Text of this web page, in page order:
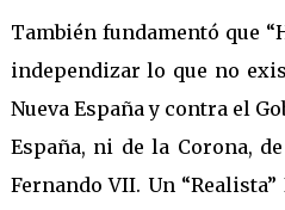
También fundamentó que
independizar lo que no
Nueva España y contra el
España, ni de la Corona,
Fernando VII. Un